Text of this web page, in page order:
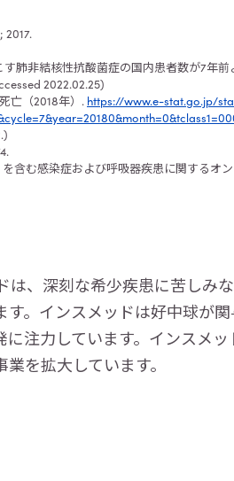
; 2017.
肺非結核性抗酸菌症の国内患者数が7年前
2022.02.25)
亡（2018年） . https://www.e-stat.go.jp/
含む感染症および呼吸器疾患に関するオ
、深刻な希少疾患に苦しみ
。インスメッドは好中球が
注力しています。インスメ
を拡大しています。